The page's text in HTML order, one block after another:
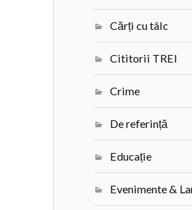
Cărți cu tâlc
Cititorii TREI
Crime
De referință
Educație
Evenimente &